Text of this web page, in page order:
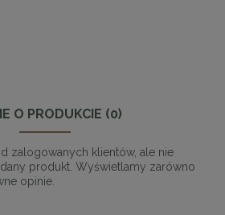
O PRODUKCIE (0)
zalogowanych klientów, ale nie
produkt. Wyświetlamy zarówno
opinie.